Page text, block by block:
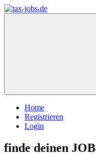
Home
Registrieren
Login
finde deinen JOB